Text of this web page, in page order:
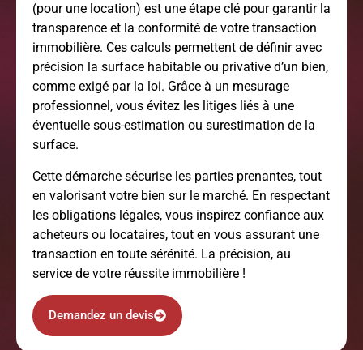
(pour une location) est une étape clé pour garantir la
transparence et la conformité de votre transaction
immobilière. Ces calculs permettent de définir avec
précision la surface habitable ou privative d’un bien,
comme exigé par la loi. Grâce à un mesurage
professionnel, vous évitez les litiges liés à une
éventuelle sous-estimation ou surestimation de la
surface.
Cette démarche sécurise les parties prenantes, tout
en valorisant votre bien sur le marché. En respectant
les obligations légales, vous inspirez confiance aux
acheteurs ou locataires, tout en vous assurant une
transaction en toute sérénité. La précision, au
service de votre réussite immobilière !
Demandez un devis